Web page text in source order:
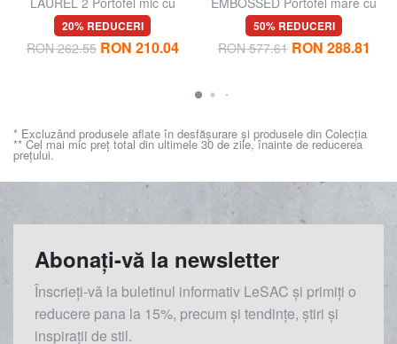
fermoar
20% REDUCERI
RON 262.55 RON 210.04
fermoar
50% REDUCERI
RON 577.61 RON 288.81
* Excluzând produsele aflate în desfășurare și produsele din Colecția
** Cel mai mic preț total din ultimele 30 de zile, înainte de reducerea
prețului.
Abonați-vă la newsletter
Înscrieți-vă la buletinul informativ LeSAC și primiți o
reducere pana la 15%, precum și tendințe, știri și
inspirații de stil.